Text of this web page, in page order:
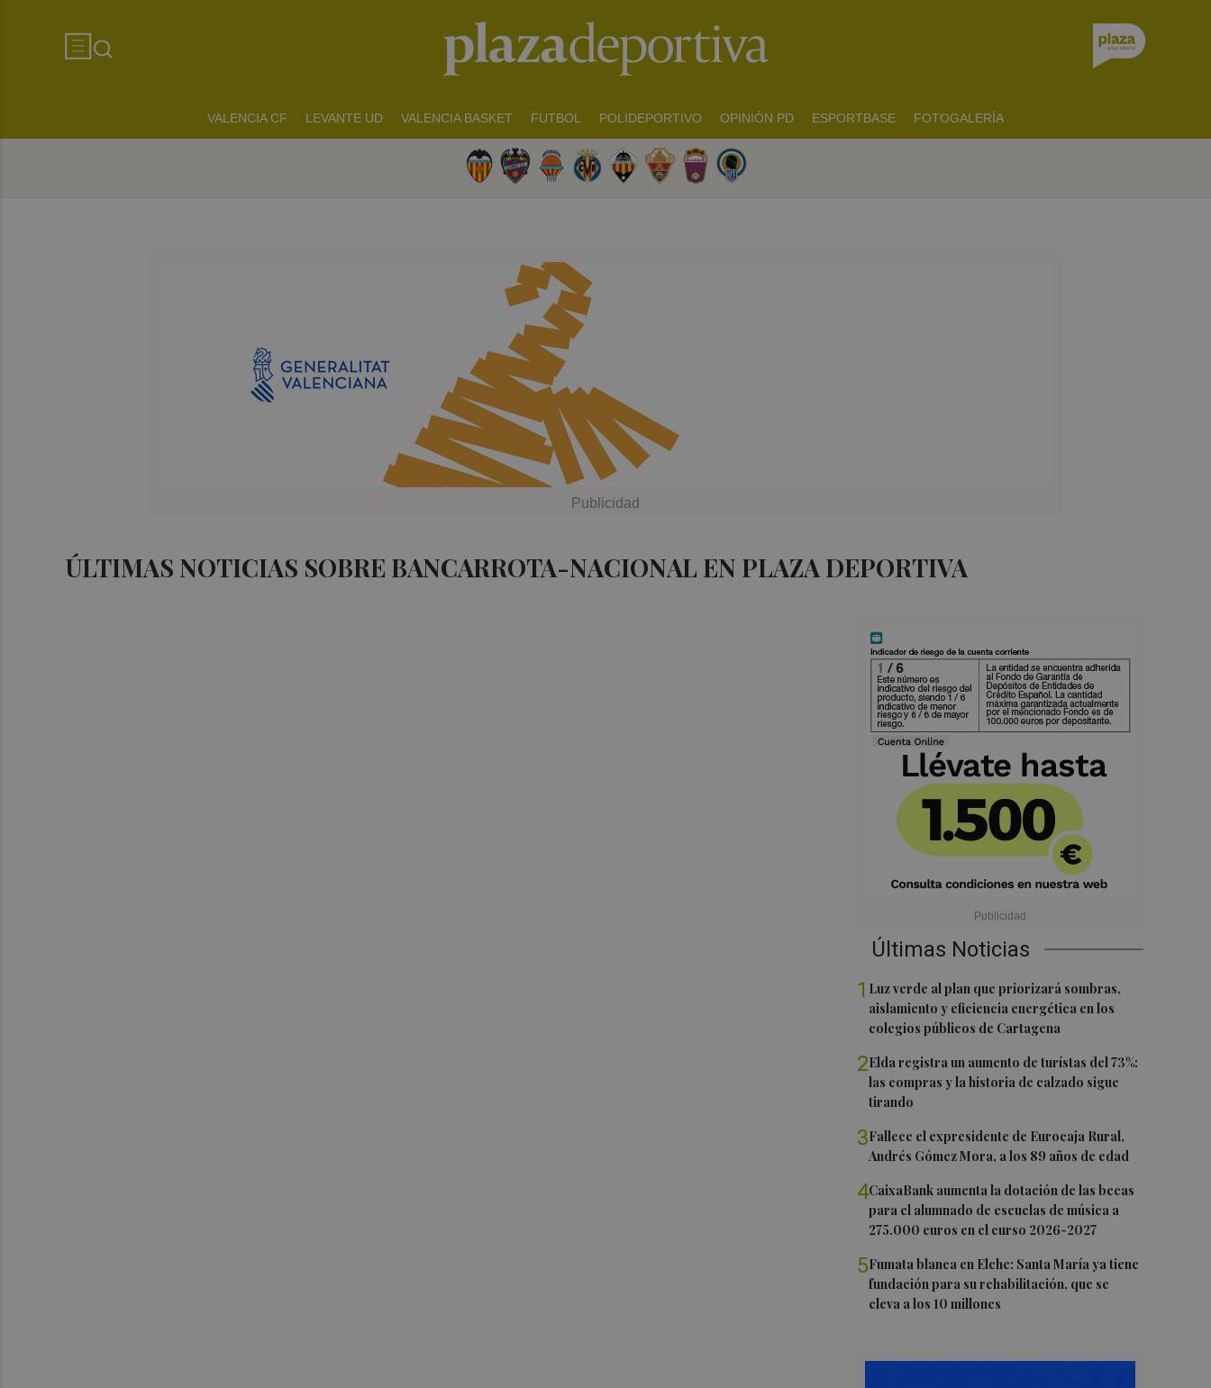
VALENCIA CF LEVANTE UD VALENCIA BASKET FUTBOL POLIDEPORTIVO OPINIÓN PD ESPORTBASE FOTOGALERÍA
ÚLTIMAS NOTICIAS SOBRE BANCARROTA-NACIONAL EN PLAZA DEPORTIVA
Últimas Noticias
1 Luz verde al plan que priorizará sombras,
aislamiento y eficiencia energética en los
colegios públicos de Cartagena
2Elda registra un aumento de turístas del 73%:
las compras y la historia de calzado sigue
tirando
3Fallece el expresidente de Eurocaja Rural,
Andrés Gómez Mora, a los 89 años de edad
4CaixaBank aumenta la dotación de las becas
para el alumnado de escuelas de música a
275.000 euros en el curso 2026-2027
5Fumata blanca en Elche: Santa María ya tiene
fundación para su rehabilitación, que se
eleva a los 10 millones